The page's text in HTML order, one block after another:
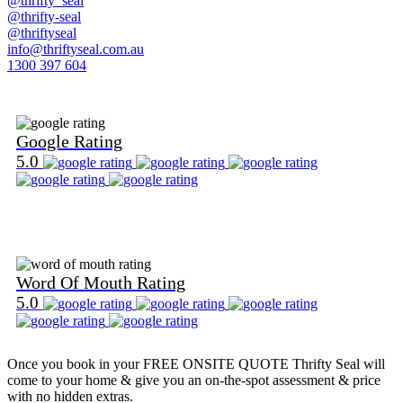
@thrifty-seal
@thriftyseal
info@thriftyseal.com.au
1300 397 604
Google Rating
5.0
Word Of Mouth Rating
5.0
Once you book in yourFREE ONSITE QUOTE Thrifty Seal will
come to your home & give you an on-the-spot assessment & price
with no hidden extras.